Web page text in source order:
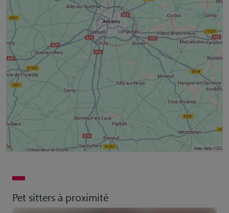
Pet sitters à proximité